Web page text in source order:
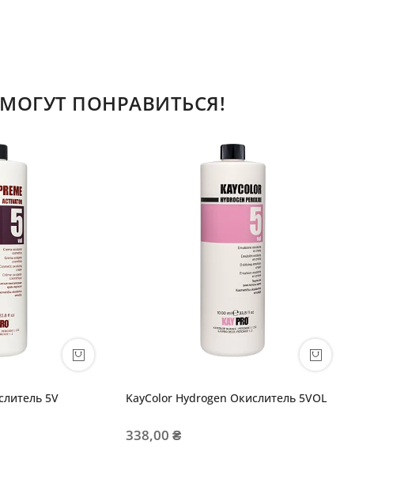
ПОНРАВИТЬСЯ!
Caviar Supreme Окислитель 5V KayColor Hydrogen Окислитель 5VOL
338,00 ₴